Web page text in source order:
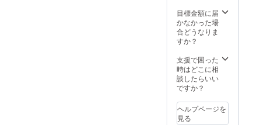
８月末
目標金額に届
かなかった場
合どうなりま
すか？
支援で困った
時はどこに相
談したらいい
ですか？
ヘルプページを
見る